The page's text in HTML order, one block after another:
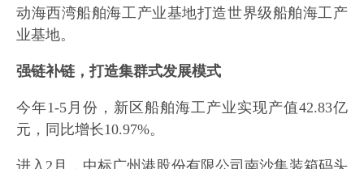
动海西湾船舶海工产业基地打造世界级船舶海工产
业基地。
强链补链，打造集群式发展模式
今年1-5月份，新区船舶海工产业实现产值42.83亿
元，同比增长10.97%。
进入2月，中标广州港股份有限公司南沙集装箱码头